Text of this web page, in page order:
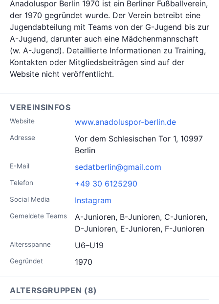
Anadoluspor Berlin 1970 ist ein Berliner Fußballverein,
der 1970 gegründet wurde. Der Verein betreibt eine
Jugendabteilung mit Teams von der G-Jugend bis zur
A-Jugend, darunter auch eine Mädchenmannschaft
(w. A-Jugend). Detaillierte Informationen zu Training,
Kontakten oder Mitgliedsbeiträgen sind auf der
Website nicht veröffentlicht.
VEREINSINFOS
Website www.anadoluspor-berlin.de
Adresse
Vor dem Schlesischen Tor 1, 10997
Berlin
E-Mail sedatberlin@gmail.com
Telefon +49 30 6125290
Social Media Instagram
Gemeldete Teams
A-Junioren, B-Junioren, C-Junioren,
D-Junioren, E-Junioren, F-Junioren
Altersspanne U6–U19
Gegründet 1970
ALTERSGRUPPEN (8)